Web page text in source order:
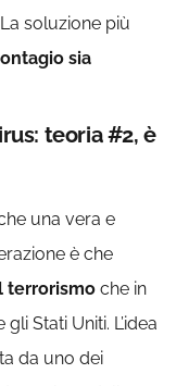
soluzione più
sia
teoria #2, è
una vera e
è che
terrorismo che in
Stati Uniti. L’idea
da uno dei